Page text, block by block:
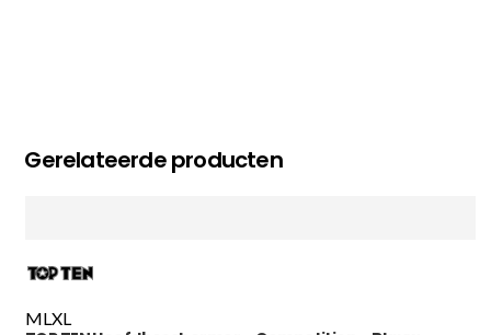
Gerelateerde producten
MLXL